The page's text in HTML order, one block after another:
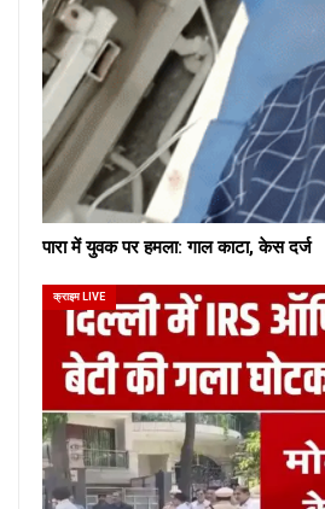
पारा में युवक पर हमला: गाल काटा, केस दर्ज
क्राइम LIVE